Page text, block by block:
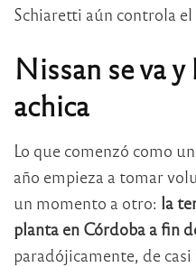
Schiaretti aún controla el
Nissan se va
achica
Lo que comenzó como
año empieza a tomar
un momento a otro: la
planta en Córdoba a fin
paradójicamente, de